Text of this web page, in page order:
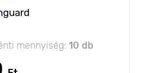
mennyiség: 10 db